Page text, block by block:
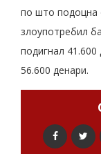
по што подоцна
злоупотребил
подигнал
56.600 денари.